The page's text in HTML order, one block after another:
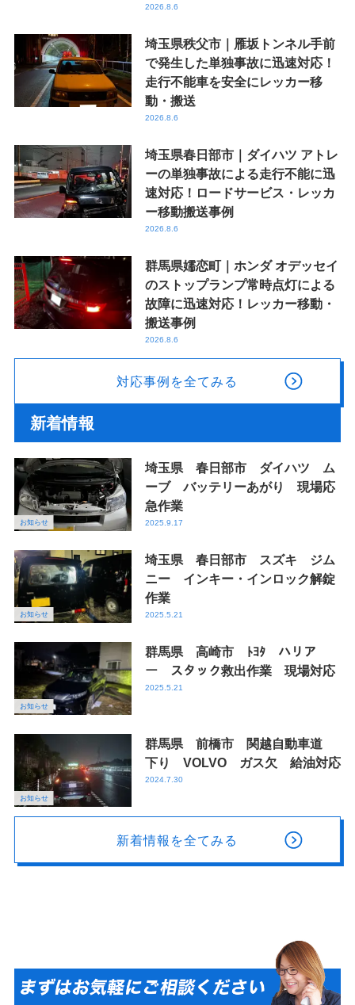
2026.8.6
埼玉県秩父市｜雁坂トンネル手前
で発生した単独事故に迅速対応！
走行不能車を安全にレッカー移
動・搬送
2026.8.6
埼玉県春日部市｜ダイハツ アトレ
ーの単独事故による走行不能に迅
速対応！ロードサービス・レッカ
ー移動搬送事例
2026.8.6
群馬県嬬恋町｜ホンダ オデッセイ
のストップランプ常時点灯による
故障に迅速対応！レッカー移動・
搬送事例
2026.8.6
対応事例を全てみる
新着情報
お知らせ
埼玉県 春日部市 ダイハツ ム
ーブ バッテリーあがり 現場応
急作業
2025.9.17
お知らせ
埼玉県 春日部市 スズキ ジム
ニー インキー・インロック解錠
作業
2025.5.21
お知らせ
群馬県 高崎市 ﾄﾖﾀ ハリア
ー スタック救出作業 現場対応
2025.5.21
お知らせ
群馬県 前橋市 関越自動車道
下り VOLVO ガス欠 給油対応
2024.7.30
新着情報を全てみる